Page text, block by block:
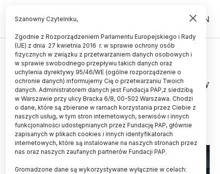
PL EN
CZŁOWIEK
Psycholog: myślenie spiskowe
towarzyszy człowiekowi od wieków
AGNIESZKA KLIKS-PUDLIK
11.06.2026
aktualizacja: 11.06.2026
4 minuty czytania
Szanowny Czytelniku,
Zgodnie z Rozporządzeniem Parlamentu Europejskiego i Rady
(UE) z dnia 27 kwietnia 2016 r. w sprawie ochrony osób
fizycznych w związku z przetwarzaniem danych osobowych i
w sprawie swobodnego przepływu takich danych oraz
uchylenia dyrektywy 95/46/WE (ogólne rozporządzenie o
ochronie danych) informujemy Cię o przetwarzaniu Twoich
danych. Administratorem danych jest Fundacja PAP,z siedzibą
w Warszawie przy ulicy Bracka 6/8, 00-502 Warszawa. Chodzi
o dane, które są zbierane w ramach korzystania przez Ciebie z
naszych usług, w tym stron internetowych, serwisów i innych
funkcjonalności udostępnianych przez Fundację PAP, głównie
zapisanych w plikach cookies i innych identyfikatorach
internetowych, które są instalowane na naszych stronach przez
nas oraz naszych zaufanych partnerów Fundacji PAP.
Gromadzone dane są wykorzystywane wyłącznie w celach: